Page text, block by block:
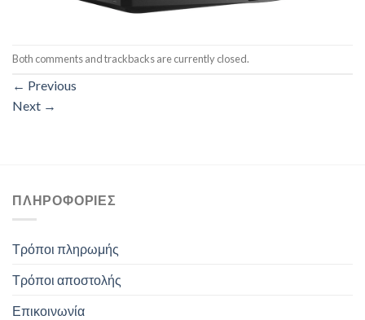
Both comments and trackbacks are currently closed.
← Previous
Next →
ΠΛΗΡΟΦΟΡΊΕΣ
Τρόποι πληρωμής
Τρόποι αποστολής
Επικοινωνία